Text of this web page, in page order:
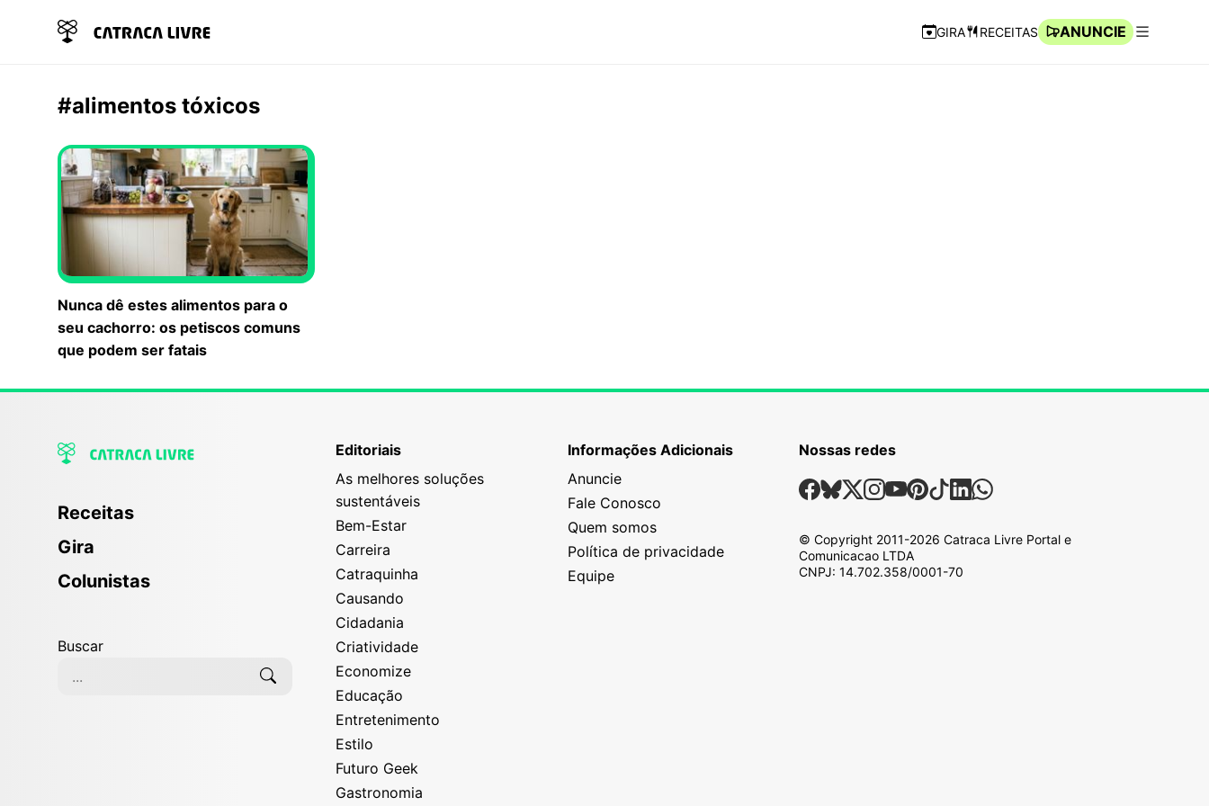
Navegação Rápida
GIRA RECEITAS
ANUNCIE
#alimentos tóxicos
Nunca dê estes alimentos para o
seu cachorro: os petiscos comuns
que podem ser fatais
Receitas
Gira
Colunistas
Buscar
Editoriais
As melhores soluções
sustentáveis
Bem-Estar
Carreira
Catraquinha
Causando
Cidadania
Criatividade
Economize
Educação
Entretenimento
Estilo
Futuro Geek
Gastronomia
Informações Adicionais
Anuncie
Fale Conosco
Quem somos
Política de privacidade
Equipe
Nossas redes
Nossas Redes Sociais
Facebook
Bsky
X Instagram
Youtube
Pinterest
TiktokLinkedin
Whatsapp
© Copyright 2011-2026 Catraca Livre Portal e
Comunicacao LTDA
CNPJ: 14.702.358/0001-70